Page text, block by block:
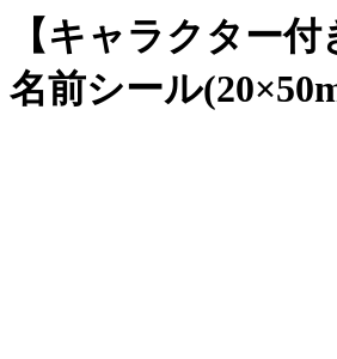
【キャラクター付
名前シール